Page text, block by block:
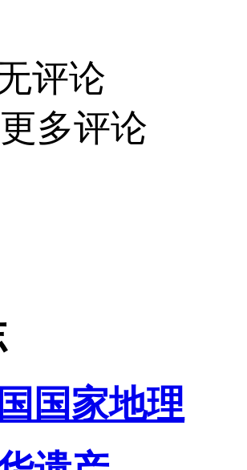
评论
多评论
国家地理